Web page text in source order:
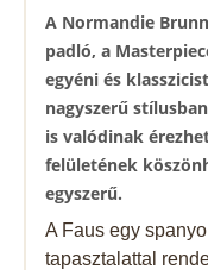
A Normandie
padló, a
egyéni és
nagyszerű
is valódinak
felületének
egyszerű.
A Faus egy
tapasztalattal